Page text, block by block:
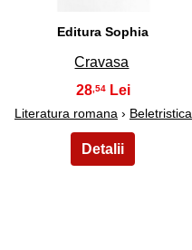
Editura Sophia
Cravasa
28 ,54
Literatura romana › Beletristica